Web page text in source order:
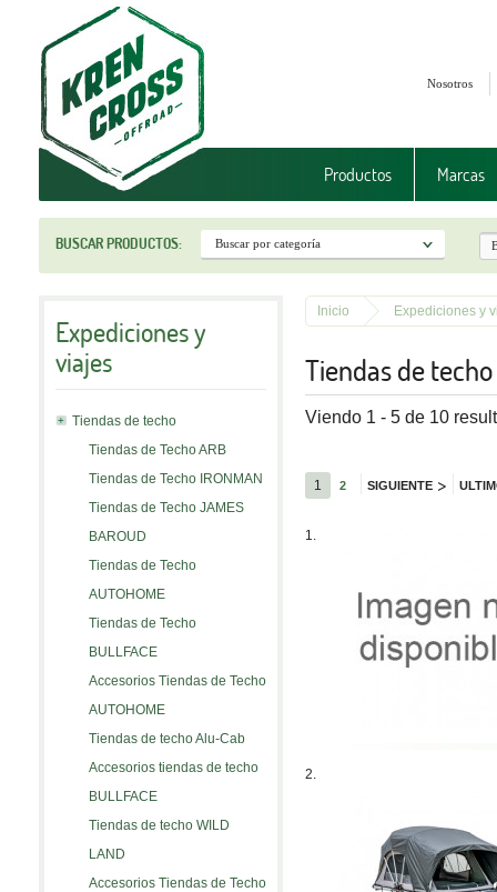
Nosotros
Productos Marcas
BUSCAR PRODUCTOS:
Expediciones y
viajes
Tiendas de techo
Tiendas de Techo ARB
Tiendas de Techo IRONMAN
Tiendas de Techo JAMES
BAROUD
Tiendas de Techo
AUTOHOME
Tiendas de Techo
BULLFACE
Accesorios Tiendas de Techo
AUTOHOME
Tiendas de techo Alu-Cab
Accesorios tiendas de techo
BULLFACE
Tiendas de techo WILD
LAND
Accesorios Tiendas de Techo
Inicio Expediciones y
Tiendas de
Viendo 1 - 5 de 10
1 2 SIGUIENTE >
1.
2.